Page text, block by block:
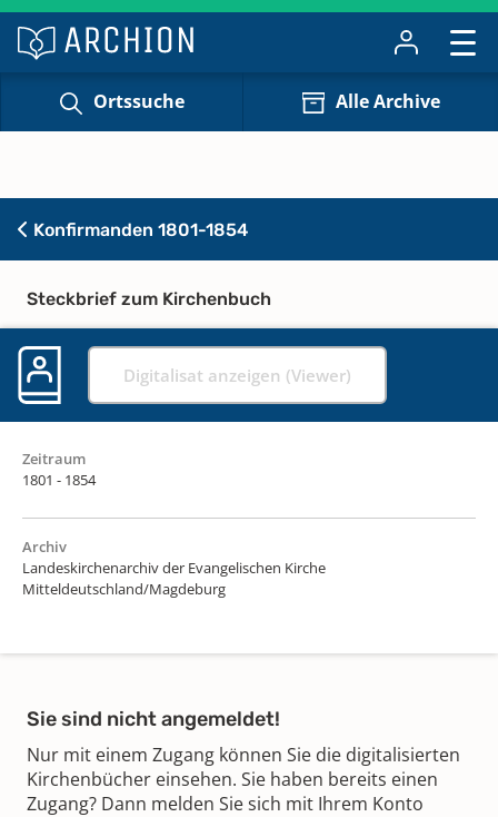
Ortssuche Alle Archive
Konfirmanden 1801-1854
Steckbrief zum Kirchenbuch
Digitalisat anzeigen (Viewer)
Zeitraum
1801 - 1854
Archiv
Landeskirchenarchiv der Evangelischen Kirche
Mitteldeutschland/Magdeburg
Sie sind nicht angemeldet!
Nur mit einem Zugang können Sie die digitalisierten
Kirchenbücher einsehen. Sie haben bereits einen
Zugang? Dann melden Sie sich mit Ihrem Konto